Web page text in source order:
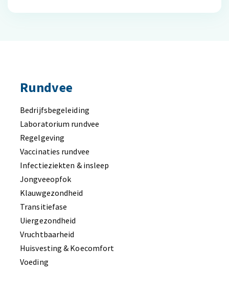
Rundvee
Bedrijfsbegeleiding
Laboratorium rundvee
Regelgeving
Vaccinaties rundvee
Infectieziekten & insleep
Jongveeopfok
Klauwgezondheid
Transitiefase
Uiergezondheid
Vruchtbaarheid
Huisvesting & Koecomfort
Voeding